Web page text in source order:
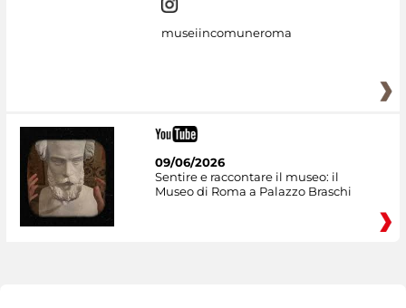
museiincomuneroma
09/06/2026
Sentire e raccontare il museo: il
Museo di Roma a Palazzo Braschi